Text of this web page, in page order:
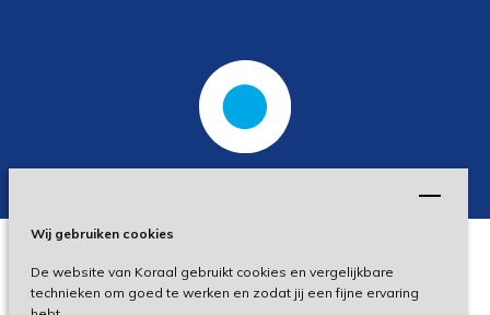
Wij gebruiken cookies
De website van Koraal gebruikt cookies en vergelijkbare
technieken om goed te werken en zodat jij een fijne ervaring
Privacy